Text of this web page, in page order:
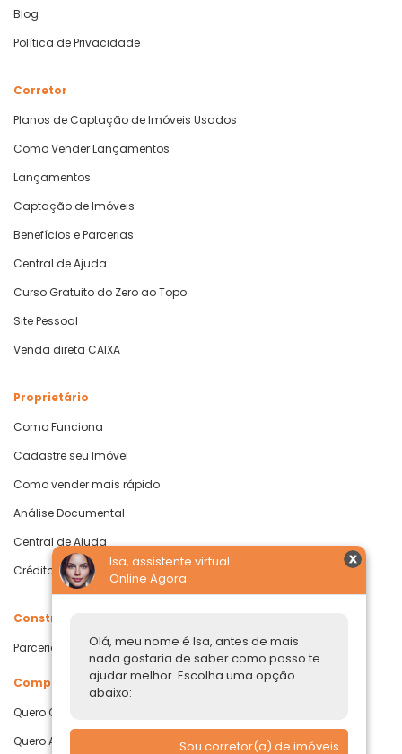
Isa, assistente virtual
Online Agora
Olá, meu nome é Isa, antes de mais
nada gostaria de saber como posso te
ajudar melhor. Escolha uma opção
abaixo:
Sou corretor(a) de imóveis
Blog
Política de Privacidade
Corretor
Planos de Captação de Imóveis Usados
Como Vender Lançamentos
Lançamentos
Captação de Imóveis
Benefícios e Parcerias
Central de Ajuda
Curso Gratuito do Zero ao Topo
Site Pessoal
Venda direta CAIXA
Proprietário
Como Funciona
Cadastre seu Imóvel
Como vender mais rápido
Análise Documental
Central de Ajuda
Crédito com Garantia de Imóvel
Construtoras
Parcerias Imobiliárias
Comprar ou alugar
Quero Comprar
Quero Alugar